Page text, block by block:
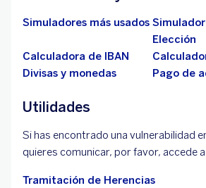
Simuladores más usados
Elección
Calculadora de IBAN
Divisas y monedas
Pago de
Utilidades
Si has encontrado una vulnerabilidad
quieres comunicar, por favor, accede
Tramitación de Herencias